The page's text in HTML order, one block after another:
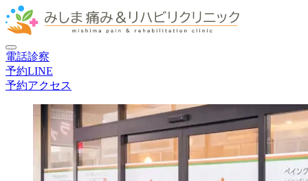
電話診察
予約LINE
予約アクセス